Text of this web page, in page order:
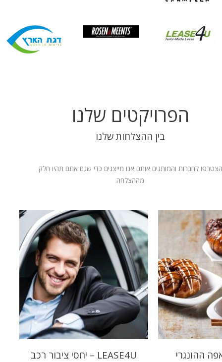
הפרויקטים שלנו
בין ההצלחות שלנו
הצטרפו לחברות והמותגים אותם אנו מייצגים כדי שגם אתם תהיו חלק
מההצלחה
LEASE4U – יחסי ציבור רכב ההונגרי